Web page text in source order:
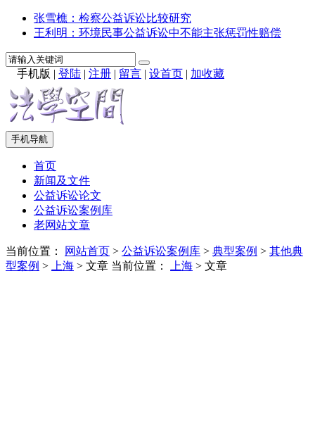
张雪樵：检察公益诉讼比较研究
王利明：环境民事公益诉讼中不能主张惩罚性赔偿
手机版 | 登陆 | 注册 | 留言 | 设首页 | 加收藏
手机导航
首页
新闻及文件
公益诉讼论文
公益诉讼案例库
老网站文章
当前位置： 网站首页 > 公益诉讼案例库 > 典型案例 > 其他典
型案例 > 上海 > 文章 当前位置： 上海 > 文章